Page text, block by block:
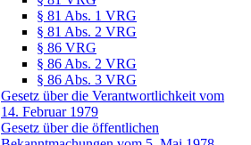
§ 81 Abs. 1 VRG
§ 81 Abs. 2 VRG
§ 86 VRG
§ 86 Abs. 2 VRG
§ 86 Abs. 3 VRG
Gesetz über die Verantwortlichkeit vom
14. Februar 1979
Gesetz über die öffentlichen